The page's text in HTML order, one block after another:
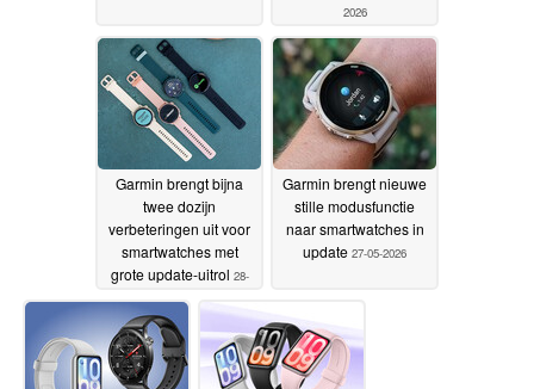
2026
Garmin brengt bijna
twee dozijn
verbeteringen uit voor
smartwatches met
grote update-uitrol 28-
05-2026
Garmin brengt nieuwe
stille modusfunctie
naar smartwatches in
update 27-05-2026